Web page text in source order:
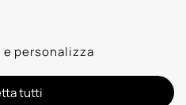
personalizza
tutti